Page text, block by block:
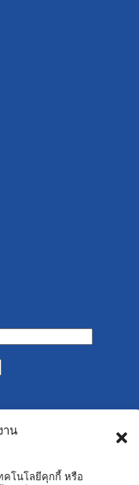
าน
คโนโลยีคุกกี้ หรือ